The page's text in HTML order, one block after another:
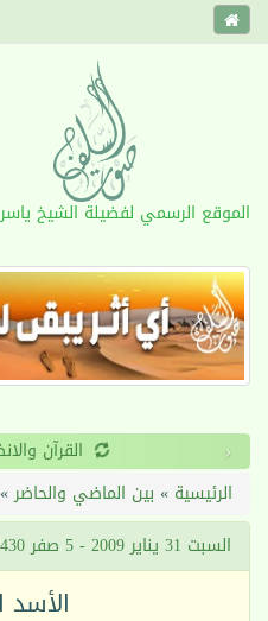
الموقع الرسمي لفضيلة الشيخ
القرآن ‹
الرئيسية » بين الماضي والحاضر»
السبت 31 يناير 2009 - 5 صفر 1430هـ
الأسد